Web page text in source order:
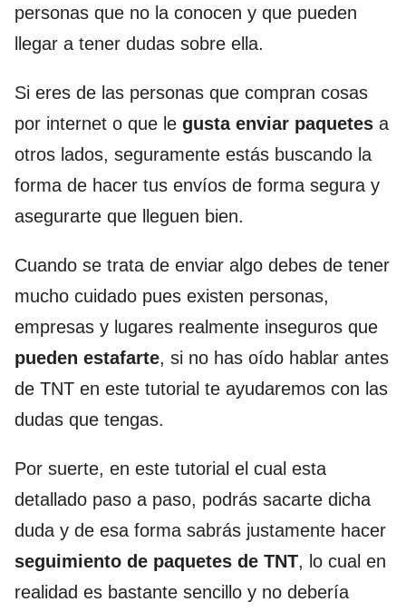
personas que no la conocen y que pueden
llegar a tener dudas sobre ella.
Si eres de las personas que compran cosas
por internet o que le gusta enviar paquetes a
otros lados, seguramente estás buscando la
forma de hacer tus envíos de forma segura y
asegurarte que lleguen bien.
Cuando se trata de enviar algo debes de tener
mucho cuidado pues existen personas,
empresas y lugares realmente inseguros que
pueden estafarte, si no has oído hablar antes
de TNT en este tutorial te ayudaremos con las
dudas que tengas.
Por suerte, en este tutorial el cual esta
detallado paso a paso, podrás sacarte dicha
duda y de esa forma sabrás justamente hacer
seguimiento de paquetes de TNT, lo cual en
realidad es bastante sencillo y no debería